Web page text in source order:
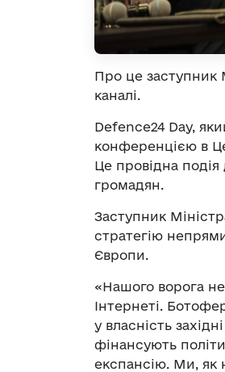
Про це заступник
каналі.
Defence24 Day,
конференцією в
Це провідна подія
громадян.
Заступник
стратегію
Європи.
«Нашого ворога
Інтернеті.
у власність
фінансують
експансію. Ми, як